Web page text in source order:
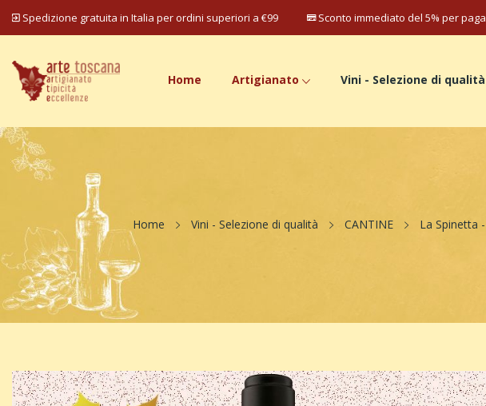
Spedizione gratuita in Italia per ordini superiori a €99 Sconto immediato del 5% per
Home Artigianato Vini - Selezione di qualità
Home Vini - Selezione di qualità CANTINE La Spinetta